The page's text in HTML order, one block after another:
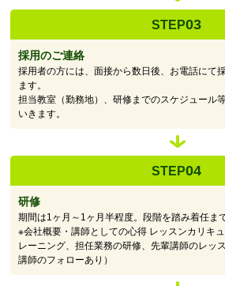
STEP03
採用のご連絡
採用者の方には、面接から数日後、お電話にて
ます。
担当教室（勤務地）、研修までのスケジュール
いきます。
STEP04
研修
期間は1ヶ月～1ヶ月半程度。段階を踏み着任ま
※会社概要・講師としての心得 レッスンカリキ
レーニング、担任業務の研修、先輩講師のレッ
講師のフォローあり）